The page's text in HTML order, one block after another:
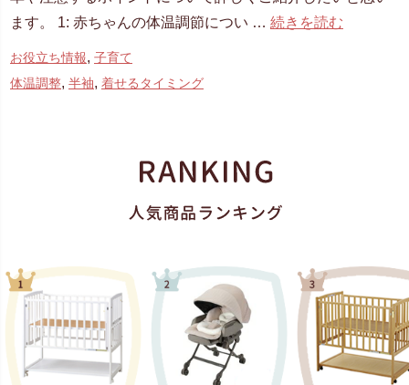
ます。 1: 赤ちゃんの体温調節につい … 続きを読む
お役立ち情報, 子育て
体温調整, 半袖, 着せるタイミング